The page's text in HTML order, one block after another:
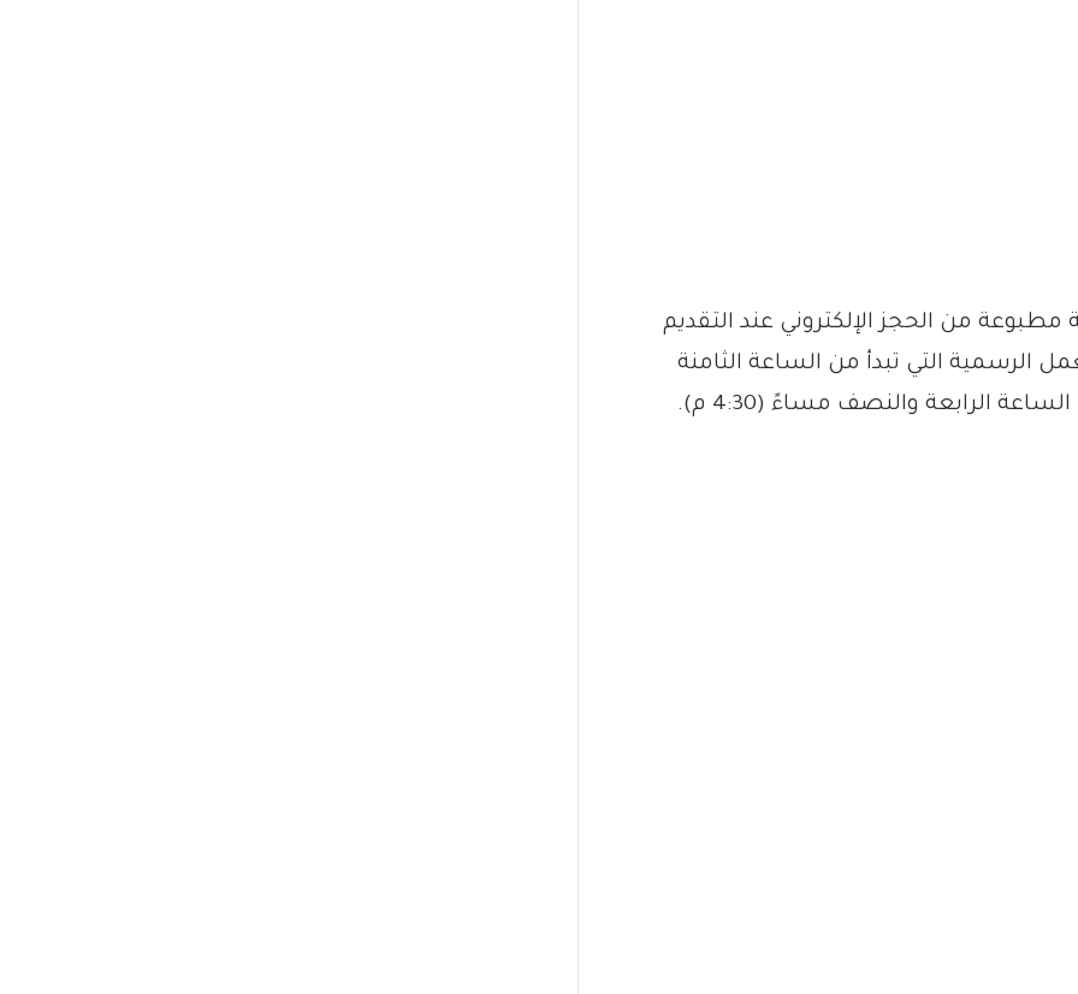
من الحجز الإلكتروني عند التقديم
الرسمية التي تبدأ من الساعة الثامنة